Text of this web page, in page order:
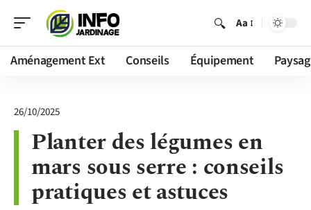
Aa
Aménagement Ext Conseils Équipement
26/10/2025
Planter des légumes en
mars sous serre : conseils
pratiques et astuces